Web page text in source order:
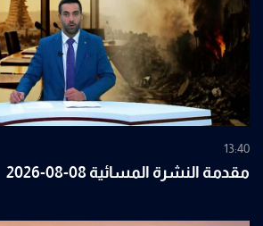
13:40
مقدمة النشرة المسائية 08-08-2026